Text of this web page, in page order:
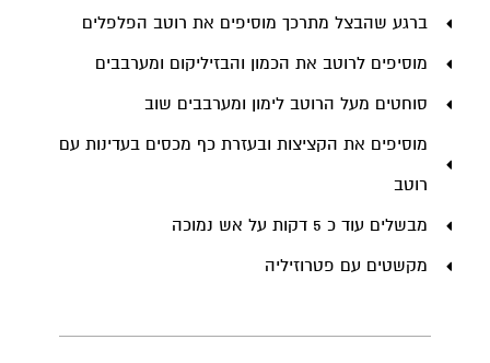
ברגע שהבצל מתרכך מוסיפים את רוטב הפלפלים
מוסיפים לרוטב את הכמון והבזיליקום ומערבבים
סוחטים מעל הרוטב לימון ומערבבים שוב
מוסיפים את הקציצות ובעזרת כף מכסים בעדינות עם
רוטב
מבשלים עוד כ 5 דקות על אש נמוכה
מקשטים עם פטרוזיליה